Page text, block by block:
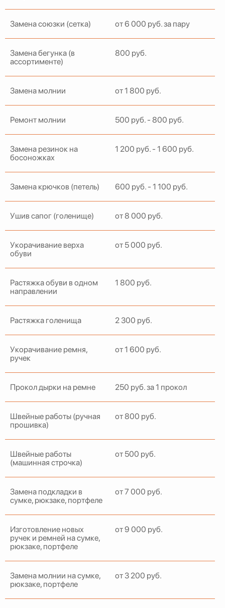
Замена союзки (сетка) от 6 000 руб. за пару
Замена бегунка (в
ассортименте)
800 руб.
Замена молнии от 1 800 руб.
Ремонт молнии 500 руб. - 800 руб.
Замена резинок на
босоножках
1 200 руб. - 1 600 руб.
Замена крючков (петель) 600 руб. - 1 100 руб.
Ушив сапог (голенище) от 8 000 руб.
Укорачивание верха
обуви
от 5 000 руб.
Растяжка обуви в одном
направлении
1 800 руб.
Растяжка голенища 2 300 руб.
Укорачивание ремня,
ручек
от 1 600 руб.
Прокол дырки на ремне 250 руб. за 1 прокол
Швейные работы (ручная
прошивка)
от 800 руб.
Швейные работы
(машинная строчка)
от 500 руб.
Замена подкладки в
сумке, рюкзаке, портфеле
от 7 000 руб.
Изготовление новых
ручек и ремней на сумке,
рюкзаке, портфеле
от 9 000 руб.
Замена молнии на сумке,
рюкзаке, портфеле
от 3 200 руб.